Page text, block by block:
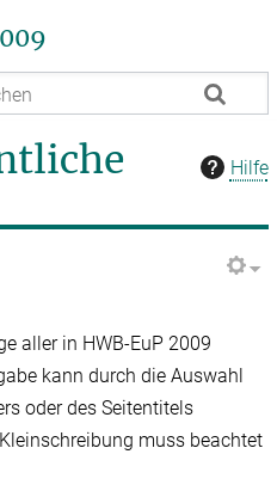
Hilfe
aller in HWB-EuP 2009
kann durch die Auswahl
oder des Seitentitels
muss beachtet